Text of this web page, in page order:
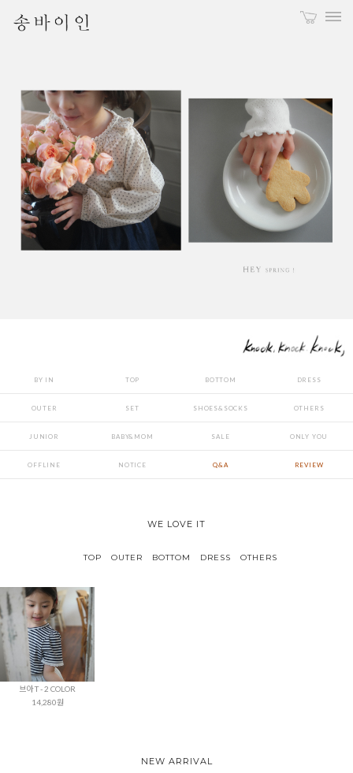
BY IN TOP BOTTOM DRESS
OUTER SET SHOES&SOCKS OTHERS
JUNIOR BABY&MOM SALE ONLY YOU
OFFLINE NOTICE Q&A REVIEW
WE LOVE IT
TOP OUTER BOTTOM DRESS OTHERS
브아 T - 2 COLOR
14,280원
NEW ARRIVAL